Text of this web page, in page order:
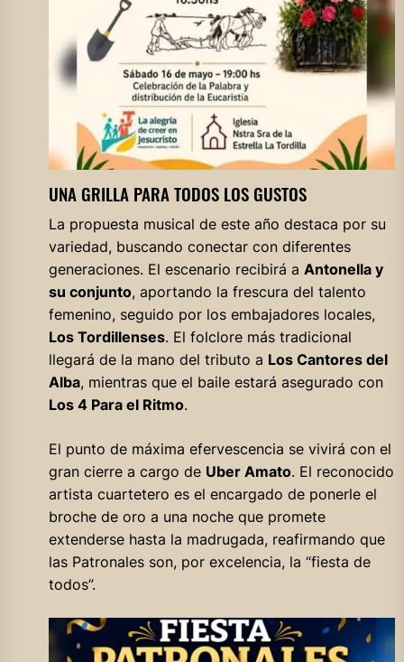
UNA GRILLA PARA TODOS LOS GUSTOS
La propuesta musical de este año destaca por su
variedad, buscando conectar con diferentes
generaciones. El escenario recibirá a Antonella y
su conjunto, aportando la frescura del talento
femenino, seguido por los embajadores locales,
Los Tordillenses. El folclore más tradicional
llegará de la mano del tributo a Los Cantores del
Alba, mientras que el baile estará asegurado con
Los 4 Para el Ritmo.
El punto de máxima efervescencia se vivirá con el
gran cierre a cargo de Uber Amato. El reconocido
artista cuartetero es el encargado de ponerle el
broche de oro a una noche que promete
extenderse hasta la madrugada, reafirmando que
las Patronales son, por excelencia, la “fiesta de
todos”.